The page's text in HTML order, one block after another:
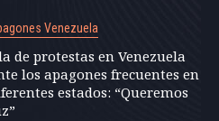
Venezuela
de protestas en Venezuela
los apagones frecuentes en
estados: “Queremos